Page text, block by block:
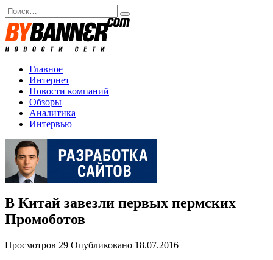
Перейти
к
содержанию
Search
for:
Главное
Интернет
Новости компаний
Обзоры
Аналитика
Интервью
В Китай завезли первых пермских
Промоботов
Просмотров 29 Опубликовано 18.07.2016